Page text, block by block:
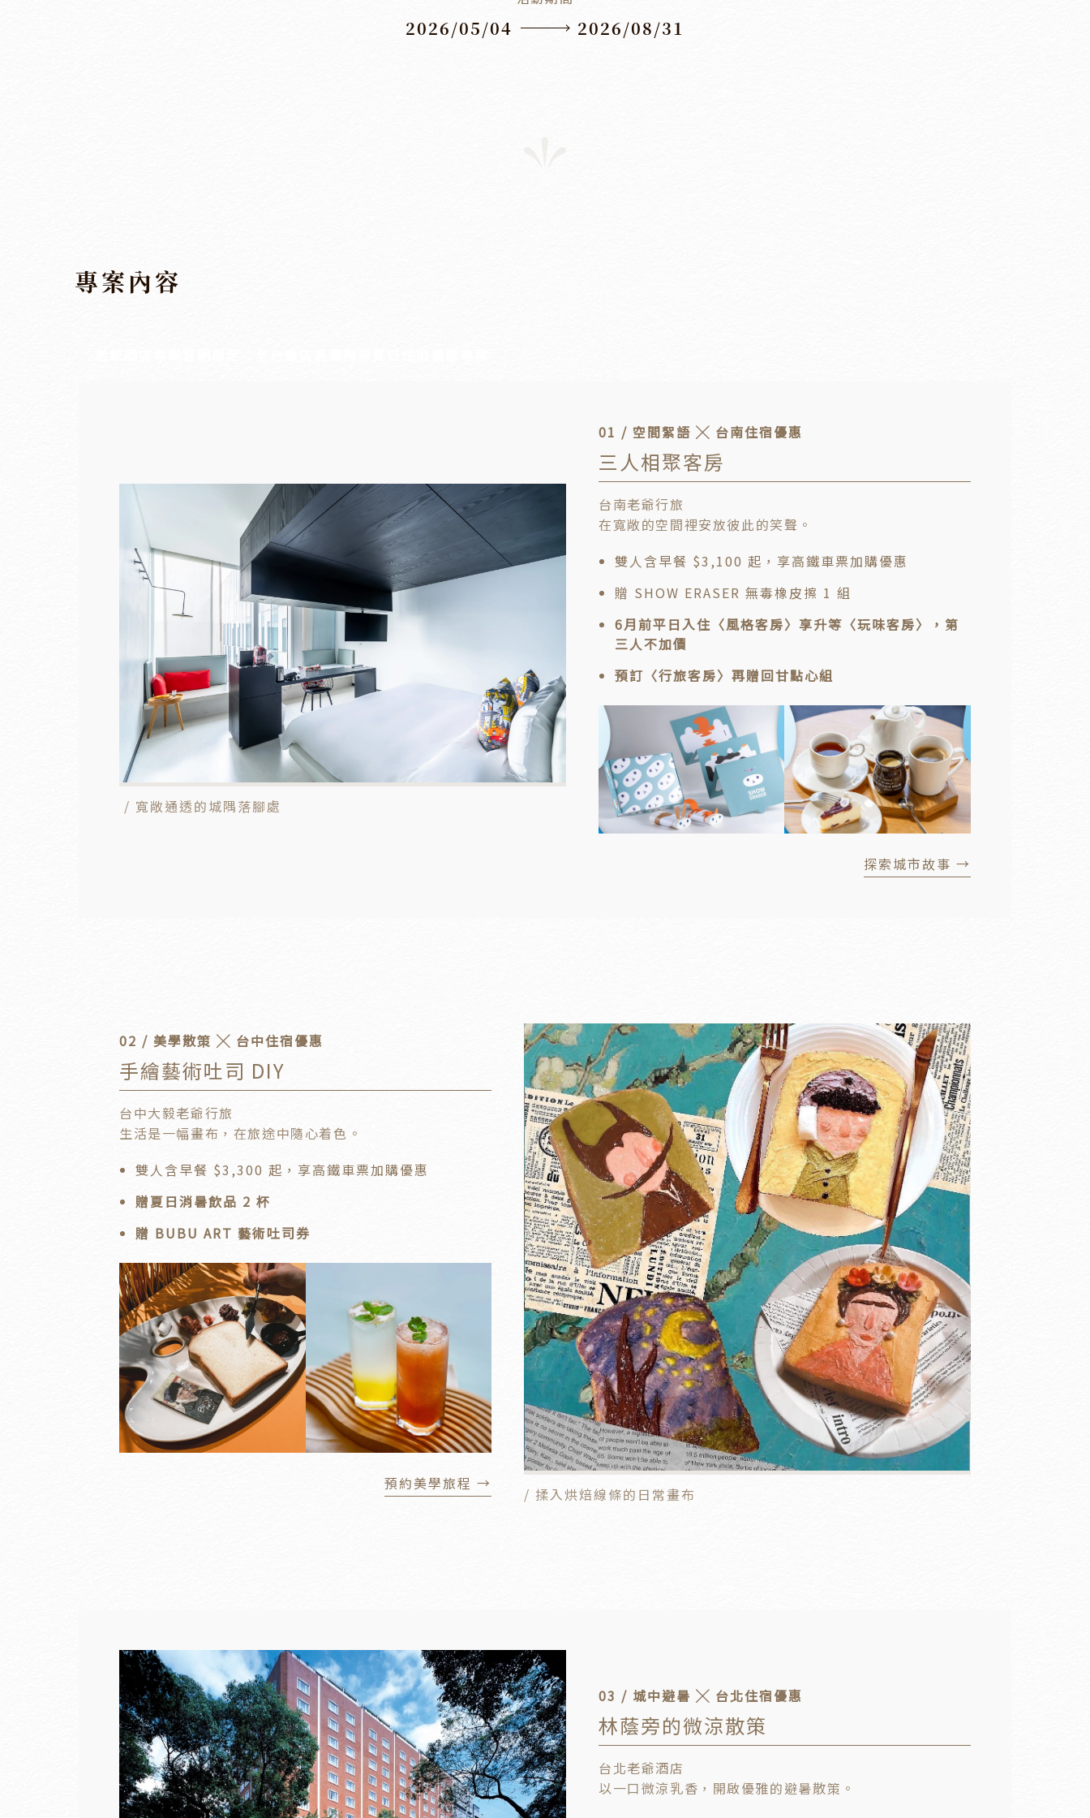
2026/05/04 2026/08/31
專案內容
/ 寬敞通透的城隅落腳處
01 / 空間絮語 ╳ 台南住宿優惠
三人相聚客房
台南老爺行旅
在寬敞的空間裡安放彼此的笑聲。
雙人含早餐 $3,100 起，享高鐵車票加購優惠
贈 SHOW ERASER 無毒橡皮擦 1 組
6月前平日入住〈風格客房〉享升等〈玩味客房〉，第
三人不加價
預訂〈行旅客房〉再贈回甘點心組
探索城市故事 →
02 / 美學散策 ╳ 台中住宿優惠
手繪藝術吐司 DIY
台中大毅老爺行旅
生活是一幅畫布，在旅途中隨心着色。
雙人含早餐 $3,300 起，享高鐵車票加購優惠
贈夏日消暑飲品 2 杯
贈 BUBU ART 藝術吐司券
預約美學旅程 →
/ 揉入烘焙線條的日常畫布
03 / 城中避暑 ╳ 台北住宿優惠
林蔭旁的微涼散策
台北老爺酒店
以一口微涼乳香，開啟優雅的避暑散策。